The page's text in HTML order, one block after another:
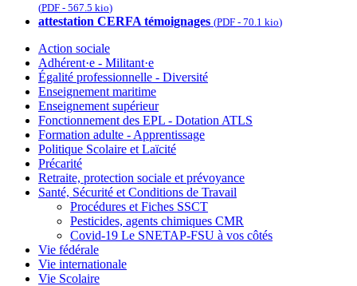
(PDF - 567.5 kio)
attestation CERFA témoignages (PDF - 70.1 kio)
Action sociale
Adhérent·e - Militant·e
Égalité professionnelle - Diversité
Enseignement maritime
Enseignement supérieur
Fonctionnement des EPL - Dotation ATLS
Formation adulte - Apprentissage
Politique Scolaire et Laïcité
Précarité
Retraite, protection sociale et prévoyance
Santé, Sécurité et Conditions de Travail
Procédures et Fiches SSCT
Pesticides, agents chimiques CMR
Covid-19 Le SNETAP-FSU à vos côtés
Vie fédérale
Vie internationale
Vie Scolaire